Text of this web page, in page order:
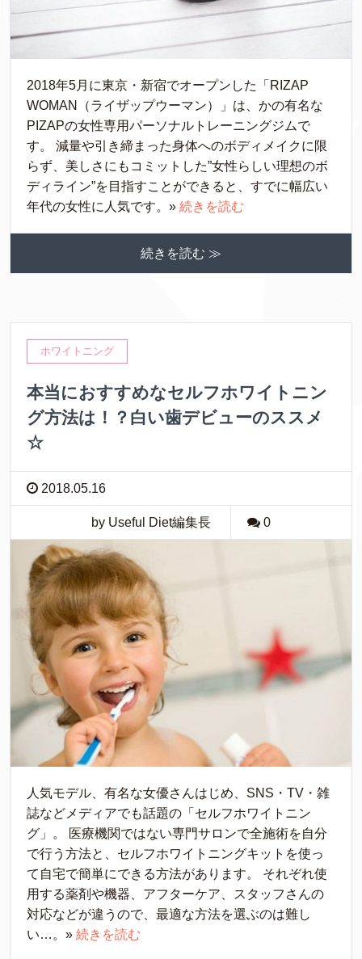
2018年5月に東京・新宿でオープンした「RIZAP
WOMAN（ライザップウーマン）」は、かの有名な
PIZAPの女性専用パーソナルトレーニングジムで
す。 減量や引き締まった身体へのボディメイクに限
らず、美しさにもコミットした”女性らしい理想のボ
ディライン”を目指すことができると、すでに幅広い
年代の女性に人気です。» 続きを読む
続きを読む ≫
ホワイトニング
本当におすすめなセルフホワイトニン
グ方法は！？白い歯デビューのススメ
☆
2018.05.16
by Useful Diet編集長 0
人気モデル、有名な女優さんはじめ、SNS・TV・雑
誌などメディアでも話題の「セルフホワイトニン
グ」。 医療機関ではない専門サロンで全施術を自分
で行う方法と、セルフホワイトニングキットを使っ
て自宅で簡単にできる方法があります。 それぞれ使
用する薬剤や機器、アフターケア、スタッフさんの
対応などが違うので、最適な方法を選ぶのは難し
い…。» 続きを読む